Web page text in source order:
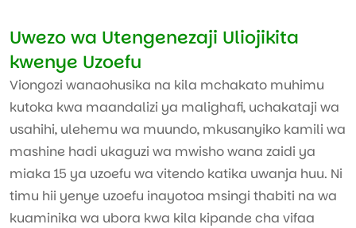
Uwezo wa Utengenezaji Uliojikita
kwenye Uzoefu
Viongozi wanaohusika na kila mchakato muhimu
kutoka kwa maandalizi ya malighafi, uchakataji wa
usahihi, ulehemu wa muundo, mkusanyiko kamili wa
mashine hadi ukaguzi wa mwisho wana zaidi ya
miaka 15 ya uzoefu wa vitendo katika uwanja huu. Ni
timu hii yenye uzoefu inayotoa msingi thabiti na wa
kuaminika wa ubora kwa kila kipande cha vifaa